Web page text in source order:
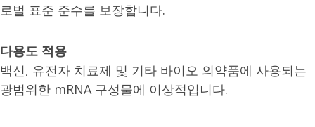
로벌 표준 준수를 보장합니다.
다용도 적용
백신, 유전자 치료제 및 기타 바이오 의약품에 사용되는
광범위한 mRNA 구성물에 이상적입니다.